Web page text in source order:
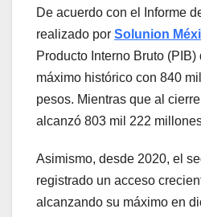
De acuerdo con el Informe
realizado por Solunion
Producto Interno Bruto
máximo histórico con 840
pesos. Mientras que al
alcanzó 803 mil 222
Asimismo, desde 2020, el
registrado un acceso
alcanzando su máximo en